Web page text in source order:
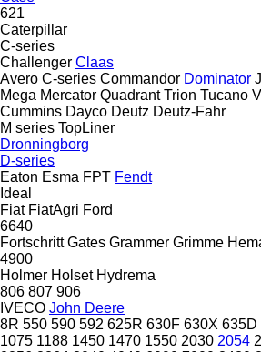
621
Caterpillar
C-series
Challenger Claas
Avero C-series Commandor Dominator
Mega Mercator Quadrant Trion Tucano
Cummins Dayco Deutz Deutz-Fahr
M series TopLiner
Dronningborg
D-series
Eaton Esma FPT Fendt
Ideal
Fiat FiatAgri Ford
6640
Fortschritt Gates Grammer Grimme
4900
Holmer Holset Hydrema
806 807 906
IVECO John Deere
8R 550 590 592 625R 630F 630X 635D
1075 1188 1450 1470 1550 2030 2054